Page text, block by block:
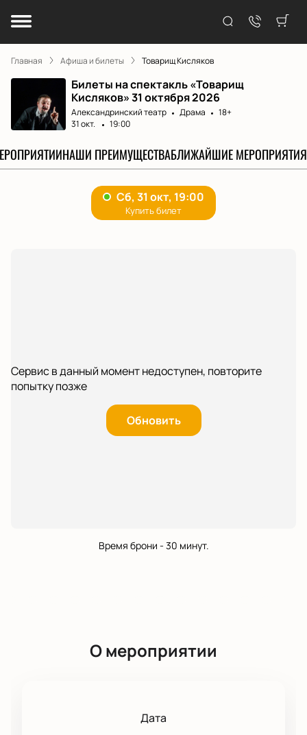
Главная Афиша и билеты Товарищ Кисляков
Билеты на спектакль «Товарищ
Кисляков» 31 октября 2026
Александринский театр Драма
18+
31 окт.
19:00
НАШИ ПРЕИМУЩЕСТВАБЛИЖАЙШИЕ МЕРОПРИЯТИЯ
Сервис в данный момент недоступен, повторите
попытку позже
Обновить
Время брони - 30 минут.
О мероприятии
Дата